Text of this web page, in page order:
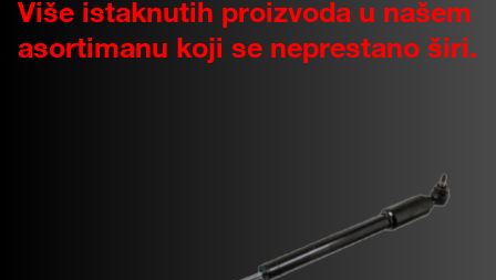
Više istaknutih proizvoda u našem
asortimanu koji se neprestano širi.